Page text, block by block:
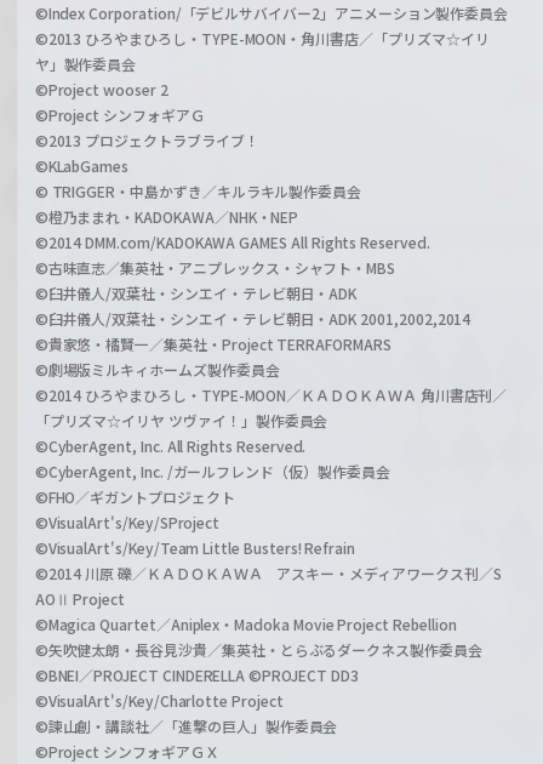
©Index Corporation/「デビルサバイバー2」アニメーション製作委員会
©2013 ひろやまひろし・TYPE-MOON・角川書店／「プリズマ☆イリ
ヤ」製作委員会
©Project wooser 2
©Project シンフォギアＧ
©2013 プロジェクトラブライブ！
©KLabGames
© TRIGGER・中島かずき／キルラキル製作委員会
©橙乃ままれ・KADOKAWA／NHK・NEP
©2014 DMM.com/KADOKAWA GAMES All Rights Reserved.
©古味直志／集英社・アニプレックス・シャフト・MBS
©臼井儀人/双葉社・シンエイ・テレビ朝日・ADK
©臼井儀人/双葉社・シンエイ・テレビ朝日・ADK 2001,2002,2014
©貴家悠・橘賢一／集英社・Project TERRAFORMARS
©劇場版ミルキィホームズ製作委員会
©2014 ひろやまひろし・TYPE-MOON／ＫＡＤＯＫＡＷＡ 角川書店刊／
「プリズマ☆イリヤ ツヴァイ！」製作委員会
©CyberAgent, Inc. All Rights Reserved.
©CyberAgent, Inc. /ガールフレンド（仮）製作委員会
©FHO／ギガントプロジェクト
©VisualArt's/Key/SProject
©VisualArt's/Key/Team Little Busters! Refrain
©2014 川原 礫／ＫＡＤＯＫＡＷＡ アスキー・メディアワークス刊／S
AOⅡ Project
©Magica Quartet／Aniplex・Madoka Movie Project Rebellion
©矢吹健太朗・長谷見沙貴／集英社・とらぶるダークネス製作委員会
©BNEI／PROJECT CINDERELLA ©PROJECT DD3
©VisualArt's/Key/Charlotte Project
©諫山創・講談社／「進撃の巨人」製作委員会
©Project シンフォギアＧＸ